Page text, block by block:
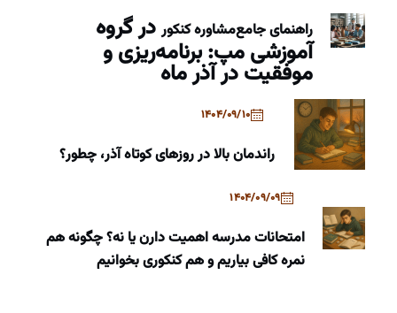
راهنمای جامعمشاوره کنکوردر گروه
آموزشی مپ: برنامه‌ریزی و
موفقیت در آذر ماه
1404/09/10
راندمان بالا در روزهای کوتاه آذر، چطور؟
1404/09/09
امتحانات مدرسه اهمیت دارن یا نه؟ چگونه هم
نمره کافی بیاریم و هم کنکوری بخوانیم